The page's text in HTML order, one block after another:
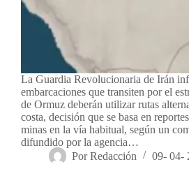
La Guardia Revolucionaria de Irán
embarcaciones que transiten por el
de Ormuz deberán utilizar rutas
costa, decisión que se basa en
minas en la vía habitual, según un
difundido por la agencia…
Por Redacción 09- 04-